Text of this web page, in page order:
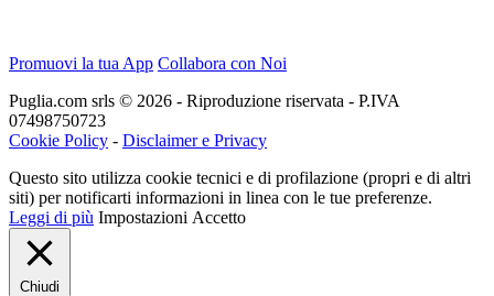
Promuovi la tua App Collabora con Noi
Puglia.com srls © 2026 - Riproduzione riservata - P.IVA
07498750723
Cookie Policy - Disclaimer e Privacy
Questo sito utilizza cookie tecnici e di profilazione (propri e di altri
siti) per notificarti informazioni in linea con le tue preferenze.
Leggi di più Impostazioni Accetto
Chiudi